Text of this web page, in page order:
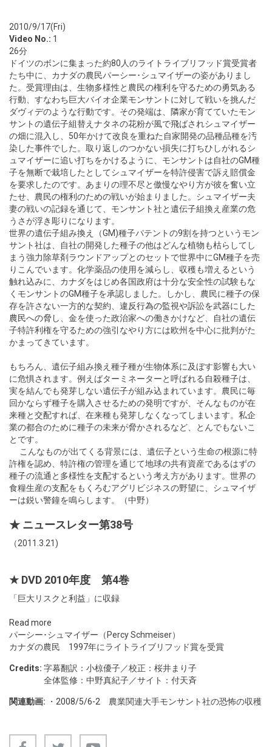
2010/9/17(Fri)
Video No.: 1
26分
ドイツのボンに集まった約80人のライトライブリフッド賞受賞者
たち中に、カナダの農民パーシー･シュマイザーの姿がありまし
た。受賞理由は、生物多様性と農民の権利を守るための勇気ある
行動、すなわち巨大バイオ企業モンサントに対して戦いを挑んだ
ダヴィデのような行動です。その発端は、隣家が育てていたモン
サントの遺伝子組替えナタネの花粉が風で飛ばされシュマイザー
の畑に混入し、50年かけて改良を重ねた自家開発の品種品種を汚
染した事件でした。取り返しのつかない損失に打ちひしがれるシ
ュマイザーに追い打ちをかけるように、モンサントは自社のGM種
子を無断で栽培したとしてシュマイザーを特許侵害で訴え賠償金
を要求したのです。あまりの理不尽と傲慢なやり方が彼を奮い立
たせ、農民の権利のための戦いが始まりました。シュマイザー夫
妻の戦いの記録を通じて、モンサント社と遺伝子組換え産業の危
うさが浮き彫りになります。
世界の遺伝子組み換え（GM)種子パテントの9割を持つというモン
サント社は、自社の開発した種子の他はどんな植物も枯らしてし
まう強力除草剤ラウンドアップとのセットで世界中にGM種子を売
りこんでいます。化学薬品の使用を減らし、収穫も増えるという
触れ込みに、カナダをはじめ各国政府は十分な安全性の試験もな
くモンサントのGM種子を承認しました。しかし、農民に種子の保
存を許さない一方的な契約、 違反行為の監視や訴訟を武器にした
農民への脅し
、金を使った政治家への働きかけなど、自社の遺伝
子特許利権を守るための強引なやり方には欧州を中心に批判がた
かまってきています。
もちろん、遺伝子組み換え種子種が生物体系に及ぼす影響も大い
に危惧されます。例えばターミネーターと呼ばれる自殺種子は、
実を結んでも発芽しない遺伝子が組み込まれています。農民に毎
回かならず種子を購入させるための発明ですが、そんなものが在
来種と交配すれば、在来種も発芽しなくなってしまいます。私企
業の都合のために種子の未来が脅かされるなど、とんでもないこ
とです。
こんなものが出てくる背景には、遺伝子という生命の根源に特
許権を認め、特許権の管理を通じて地球の共有資産であるはずの
種子の流通と多様性を支配するという考え方があります。世界の
食糧生産の支配をもくろむアグリビジネスの野望に、シュマイザ
ーは鋭い警鐘を鳴らします。（中野）
★ ニュースレター第38号
（2011.3.21)
★ DVD 2010年度 第4巻
「巨大リスクと利益」に収録
Read more
パーシー･シュマイザー（Percy Schmeiser）
カナダの農民 1997年にライトライブリフッド賞を受賞
Credits: 字幕翻訳：小椋優子／校正：桜井まり子
全体監修：中野真紀子／サイト：付天斉
関連動画: ・ 2008/5/6-2 農業関連大手モンサント社の恐怖の収穫